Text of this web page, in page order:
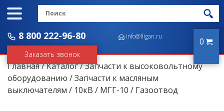
8 800 222-96-80
Заказать звонок
info@iligan.ru 0
Главная/Каталог/Запчасти к высоковольтному
оборудованию /Запчасти к масляным
выключателям / 10кВ / МГГ-10 / Газоотвод